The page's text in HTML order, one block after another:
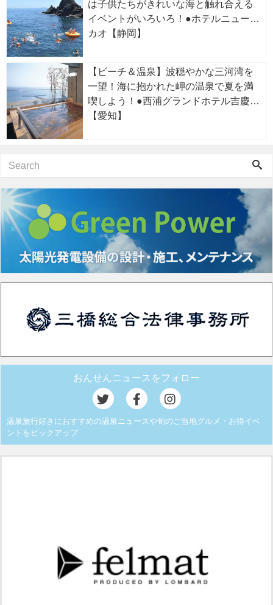
は子供たちがきれいな海と触れ合える
イベントがいろいろ！●ホテルニューア
カオ【静岡】
【ビーチ＆温泉】波穏やかな三河湾を
一望！海に抱かれた岬の温泉で夏を満
喫しよう！●西浦グランドホテル吉慶
【愛知】
おんせんニュースをフォロー
温泉旅行好きにおすすめの温泉ニュースや旬のご当地グルメ・お得イベ
ントをピックアップ